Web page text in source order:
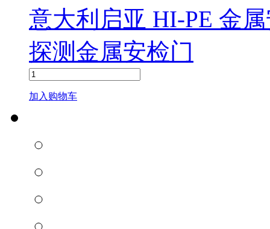
意大利启亚 HI-PE 金
探测金属安检门
加入购物车